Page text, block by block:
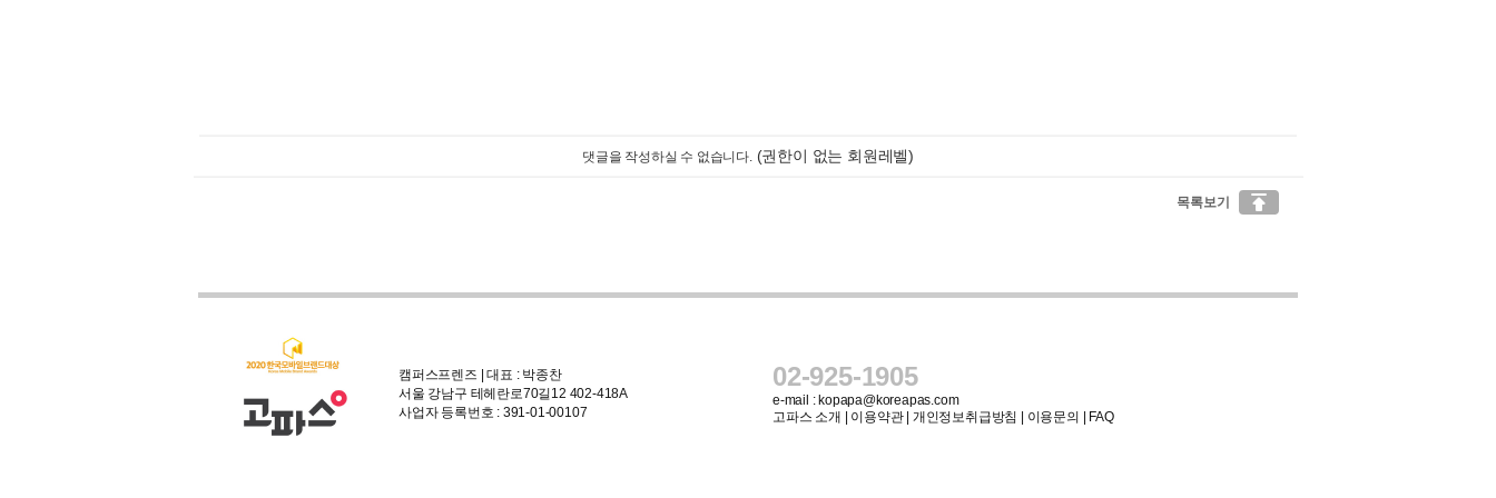
댓글을 작성하실 수 없습니다. (권한이 없는 회원레벨)
목록보기 
캠퍼스프렌즈 | 대표 : 박종찬
서울 강남구 테헤란로70길12 402-418A
사업자 등록번호 : 391-01-00107
02-925-1905
e-mail : kopapa@koreapas.com
고파스 소개
이용약관| 개인정보취급방침 이용문의 FAQ